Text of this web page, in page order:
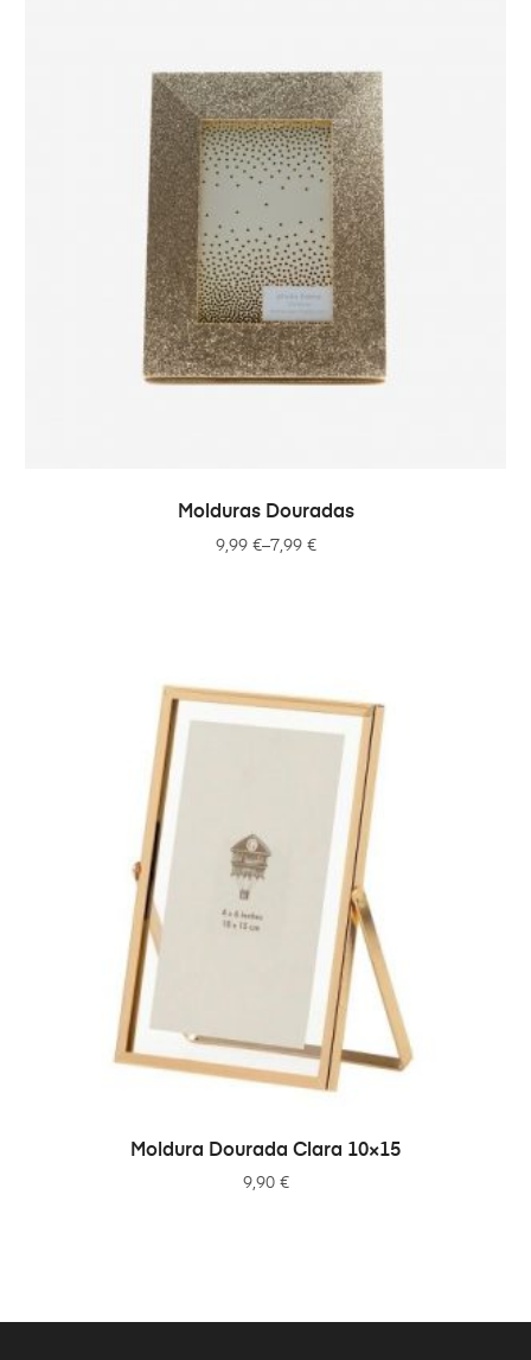
VER OPÇÕES
Molduras Douradas
7,99 €
–
9,99 €
ADICIONAR
Moldura Dourada Clara 10×15
9,90 €